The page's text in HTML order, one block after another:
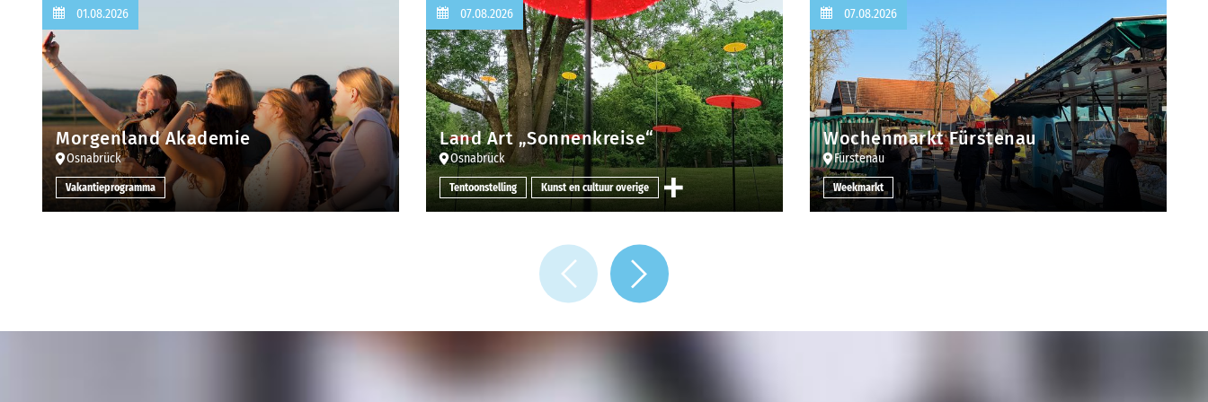
01.08.2026
Morgenland Akademie
Osnabrück
Vakantieprogramma
07.08.2026
Land Art „Sonnenkreise“
Osnabrück
Tentoonstelling Kunst en cultuur overige
07.08.2026
Wochenmarkt Fürstenau
Fürstenau
Weekmarkt